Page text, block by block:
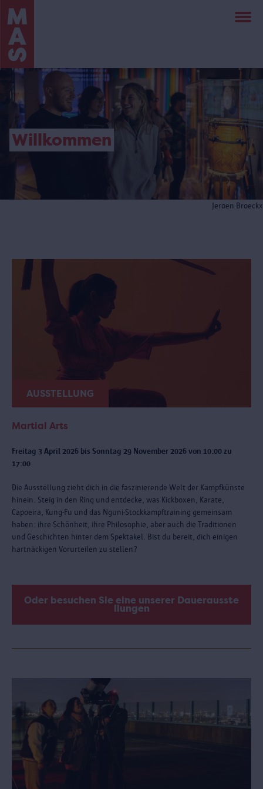
Direkt
zum
Inhalt
Jeroen Broeckx
Willkommen
AUSSTELLUNG
Martial Arts
Freitag 3 April 2026 bis Sonntag 29 November 2026 von 10:00 zu
17:00
Die Ausstellung zieht dich in die faszinierende Welt der Kampfkünste
hinein. Steig in den Ring und entdecke, was Kickboxen, Karate,
Capoeira, Kung-Fu und das Nguni-Stockkampftraining gemeinsam
haben: ihre Schönheit, ihre Philosophie, aber auch die Traditionen
und Geschichten hinter dem Spektakel. Bist du bereit, dich einigen
hartnäckigen Vorurteilen zu stellen?
Oder besuchen Sie eine unserer Dauerausste
llungen